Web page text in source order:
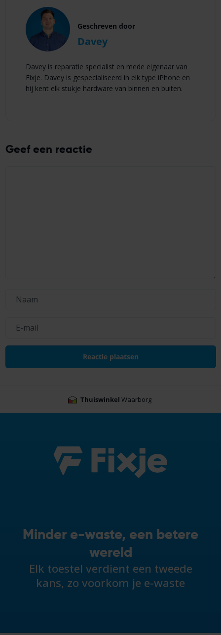
Geschreven door
Davey
Davey is reparatie specialist en mede eigenaar van
Fixje. Davey is gespecialiseerd in elk type iPhone en
hij kent elk stukje hardware van binnen en buiten.
Geef een reactie
Thuiswinkel Waarborg
Minder e-waste, een betere
wereld
Elk toestel verdient een tweede
kans, zo voorkom je e-waste